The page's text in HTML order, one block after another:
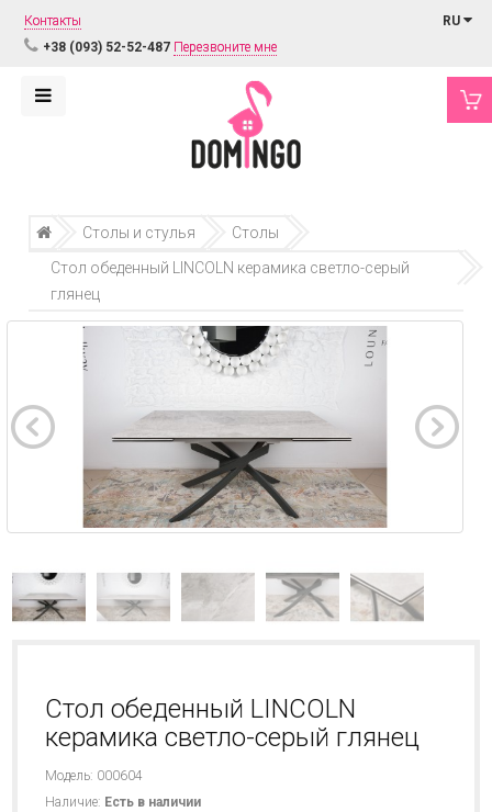
Контакты
+38 (093) 52-52-487 Перезвоните мне
RU
Столы и стулья
Столы
Стол обеденный LINCOLN керамика светло-серый
глянец
Стол обеденный LINCOLN
керамика светло-серый глянец
Модель: 000604
Наличие: Есть в наличии